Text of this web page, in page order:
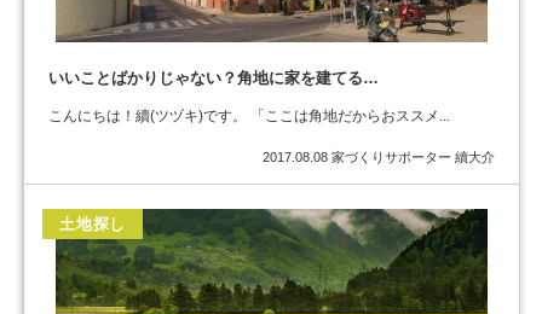
いいことばかりじゃない？角地に家を建てる…
こんにちは！續(ツヅキ)です。 「ここは角地だからおススメ...
2017.08.08 家づくりサポーター 續大介
土地探し